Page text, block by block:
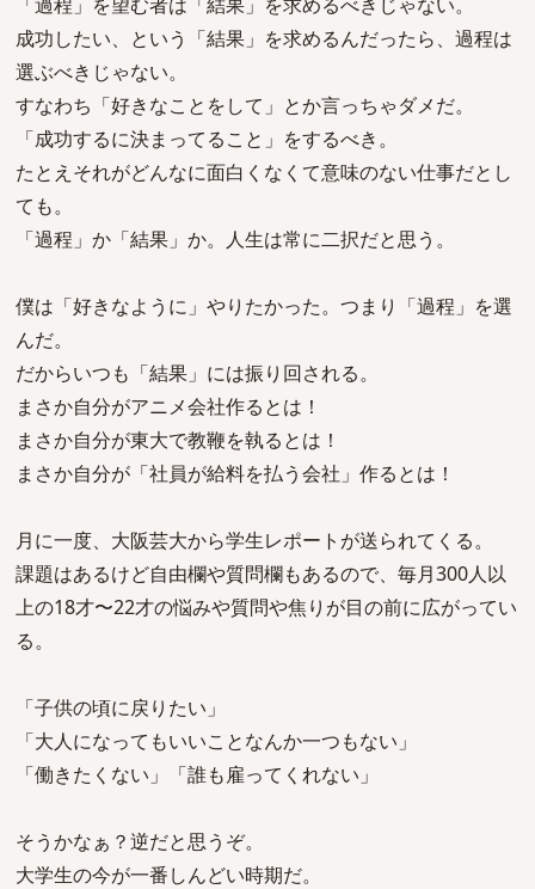
成功したい、という「結果」を求めるんだったら、過程は
選ぶべきじゃない。
すなわち「好きなことをして」とか言っちゃダメだ。
「成功するに決まってること」をするべき。
たとえそれがどんなに面白くなくて意味のない仕事だとし
ても。
「過程」か「結果」か。人生は常に二択だと思う。
僕は「好きなように」やりたかった。つまり「過程」を選
んだ。
だからいつも「結果」には振り回される。
まさか自分がアニメ会社作るとは！
まさか自分が東大で教鞭を執るとは！
まさか自分が「社員が給料を払う会社」作るとは！
月に一度、大阪芸大から学生レポートが送られてくる。
課題はあるけど自由欄や質問欄もあるので、毎月300人以
上の18才〜22才の悩みや質問や焦りが目の前に広がってい
る。
「子供の頃に戻りたい」
「大人になってもいいことなんか一つもない」
「働きたくない」「誰も雇ってくれない」
そうかなぁ？逆だと思うぞ。
大学生の今が一番しんどい時期だ。